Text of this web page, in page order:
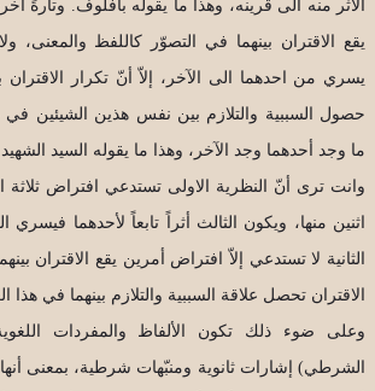
الاثر منه الى قرينه، وهذا ما يقوله بافلوف. وتارةً
يقع الاقتران بينهما في التصوّر كاللفظ والمعنى،
يسري من احدهما الى الآخر، إلاّ أنّ تكرار الاقتران
حصول السببية والتلازم بين نفس هذين الشيئين
ما وجد أحدهما وجد الآخر، وهذا ما يقوله السيد
وانت ترى أنّ النظرية الاولى تستدعي افتراض ثلاثة
اثنين منها، ويكون الثالث أثراً تابعاً لأحدهما فيسري
الثانية لا تستدعي إلاّ افتراض أمرين يقع الاقتران
الاقتران تحصل علاقة السببية والتلازم بينهما في هذا
وعلى ضوء ذلك تكون الألفاظ والمفردات
الشرطي) إشارات ثانوية ومنبّهات شرطية، بمعنى أنها